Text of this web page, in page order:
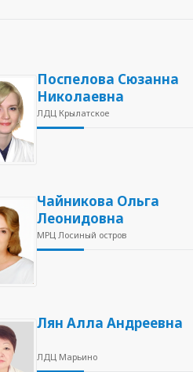
Поспелова Сюзанна
Николаевна
ЛДЦ Крылатское
Чайникова Ольга
Леонидовна
МРЦ Лосиный остров
Лян Алла Андреевна
ЛДЦ Марьино